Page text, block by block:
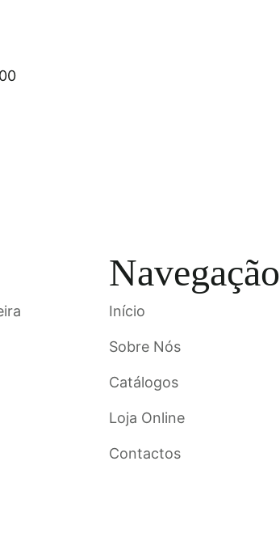
Navegação
Início
Sobre Nós
Catálogos
Loja Online
Contactos